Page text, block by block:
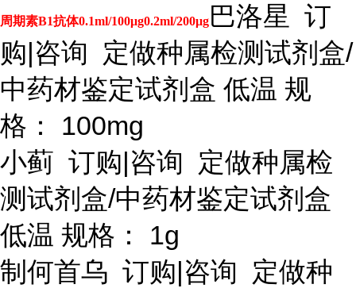
周期素B1抗体0.1ml/100μg0.2ml/200μg巴洛星 订
购|咨询 定做种属检测试剂盒/
中药材鉴定试剂盒 低温 规
格： 100mg
小蓟 订购|咨询 定做种属检
测试剂盒/中药材鉴定试剂盒
低温 规格： 1g
制何首乌 订购|咨询 定做种